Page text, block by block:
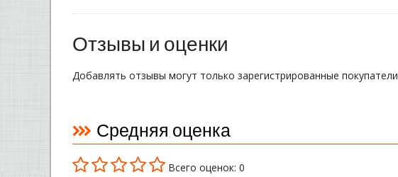
Отзывы и оценки
Добавлять отзывы могут только зарегистрированные покупатели
Средняя оценка
Всего оценок: 0